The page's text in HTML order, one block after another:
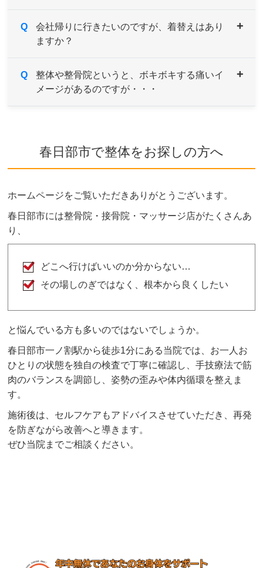
A
症状により異なりますが、痛みや違和感などがあ
るようでしたら続けてご来院していただき、経過
症状の原因である根本を改善していくためには、
約1～３ヶ月を目安とお考えください。
Q
会社帰りに行きたいのですが、着替えはあり
ますか？
A
男性用・女性用と共にご用意しております。サイ
ズも選べますのでお気軽にお申し付けください。
Q
整体や整骨院というと、ボキボキする痛いイ
メージがあるのですが・・・
ご希望や症状によりボキボキする矯正もあります
が、痛みを感じないよう熟練した施術家が対応し
ボキボキが苦手な方はお気軽にご相談ください。
春日部市で整体をお探しの方へ
ホームページをご覧いただきありがとうございます。
春日部市には整骨院・接骨院・マッサージ店がたくさんあ
り、
どこへ行けばいいのか分からない…
その場しのぎではなく、根本から良くしたい
と悩んでいる方も多いのではないでしょうか。
春日部市一ノ割駅から徒歩1分にある当院では、お一人お
ひとりの状態を独自の検査で丁寧に確認し、手技療法で筋
肉のバランスを調節し、姿勢の歪みや体内循環を整えま
す。
施術後は、セルフケアもアドバイスさせていただき、再発
を防ぎながら改善へと導きます。
ぜひ当院までご相談ください。